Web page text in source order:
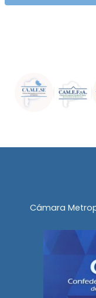
Cámara